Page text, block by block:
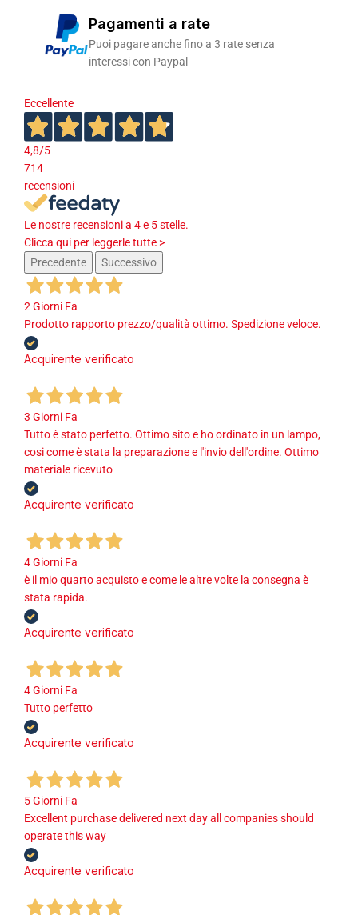
Pagamenti a rate
Puoi pagare anche fino a 3 rate senza
interessi con Paypal
Eccellente
4,8/5
714
recensioni
Le nostre recensioni a 4 e 5 stelle.
Clicca qui per leggerle tutte >
Precedente
Successivo
2 Giorni Fa
Prodotto rapporto prezzo/qualità ottimo. Spedizione veloce.
Acquirente verificato
3 Giorni Fa
Tutto è stato perfetto. Ottimo sito e ho ordinato in un lampo,
cosi come è stata la preparazione e l'invio dell'ordine. Ottimo
materiale ricevuto
Acquirente verificato
4 Giorni Fa
è il mio quarto acquisto e come le altre volte la consegna è
stata rapida.
Acquirente verificato
4 Giorni Fa
Tutto perfetto
Acquirente verificato
5 Giorni Fa
Excellent purchase delivered next day all companies should
operate this way
Acquirente verificato